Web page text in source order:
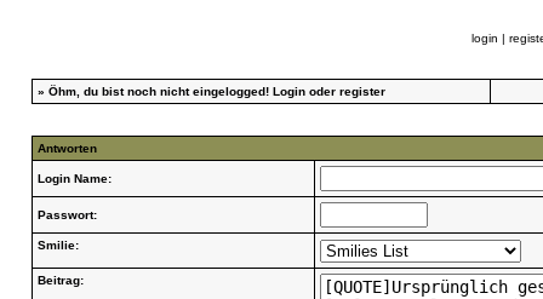
login |
» Öhm, du bist noch nicht eingelogged! Loginoder register
Antworten
Login Name:
Passwort:
Smilie:
Beitrag: